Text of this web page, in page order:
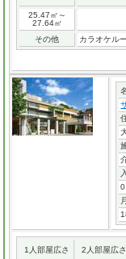
25.47㎡～
27.64㎡
その他 カラオケル
1人部屋広さ 2人部屋広さ